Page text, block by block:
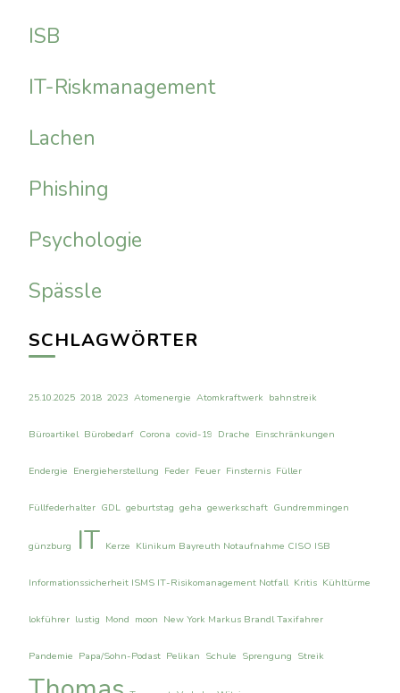
ISB
IT-Riskmanagement
Lachen
Phishing
Psychologie
Spässle
SCHLAGWÖRTER
25.10.2025 2018 2023 Atomenergie Atomkraftwerk bahnstreik
Büroartikel Bürobedarf Corona covid-19 Drache Einschränkungen
Endergie Energieherstellung Feder Feuer Finsternis Füller
Füllfederhalter GDL geburtstag geha gewerkschaft Gundremmingen
günzburg IT Kerze Klinikum Bayreuth Notaufnahme CISO ISB
Informationssicherheit ISMS IT-Risikomanagement Notfall Kritis Kühltürme
lokführer lustig Mond moon New York Markus Brandl Taxifahrer
Pandemie Papa/Sohn-Podast Pelikan Schule Sprengung Streik